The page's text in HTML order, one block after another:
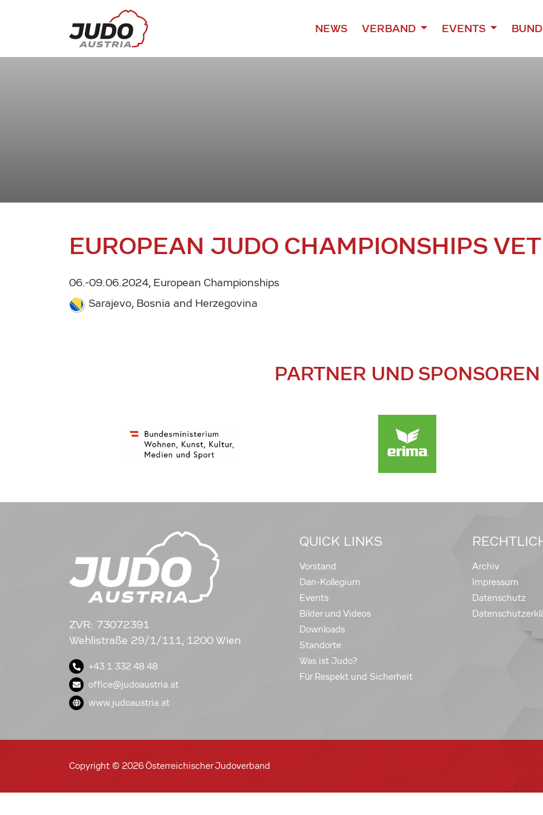
NEWS VERBAND EVENTS
EUROPEAN JUDO CHAMPIONSHIPS
06.-09.06.2024, European Championships
Sarajevo, Bosnia and Herzegovina
PARTNER UND SPONSOREN
ZVR: 73072391
Wehlistraße 29/1/111, 1200 Wien
+43 1 332 48 48
office@judoaustria.at
www.judoaustria.at
QUICK LINKS
Vorstand
Dan-Kollegium
Events
Bilder und Videos
Downloads
Standorte
Was ist Judo?
Für Respekt und Sicherheit
Archiv
Impressum
Datenschutz
Copyright © 2026 Österreichischer Judoverband